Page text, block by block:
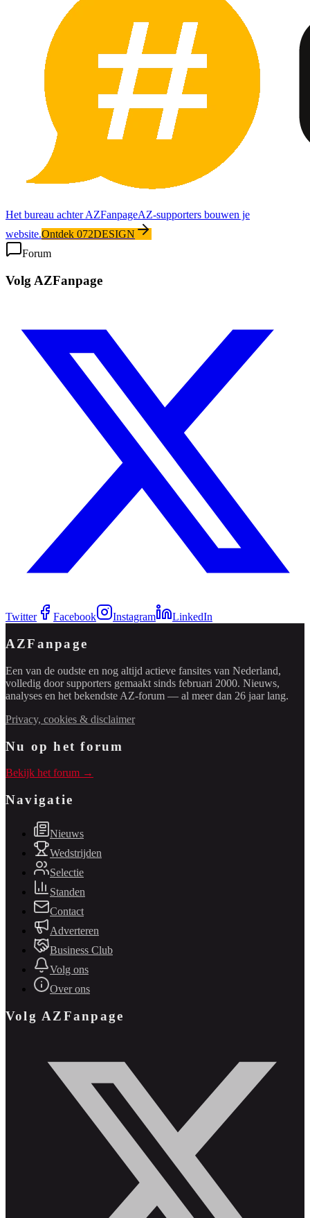
Het bureau achter AZFanpageAZ-supporters bouwen je
website.Ontdek 072DESIGN
Forum
Volg AZFanpage
Twitter Facebook Instagram LinkedIn
AZFanpage
Een van de oudste en nog altijd actieve fansites van Nederland,
volledig door supporters gemaakt sinds februari 2000. Nieuws,
analyses en het bekendste AZ-forum — al meer dan 26 jaar lang.
Privacy, cookies & disclaimer
Nu op het forum
Bekijk het forum →
Navigatie
Nieuws
Wedstrijden
Selectie
Standen
Contact
Adverteren
Business Club
Volg ons
Over ons
Volg AZFanpage